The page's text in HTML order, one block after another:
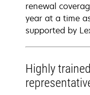
renewal
year at a time
supported by
Highly